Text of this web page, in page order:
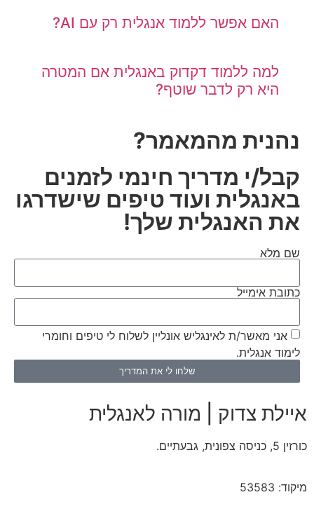
האם אפשר ללמוד אנגלית רק עם AI?
למה ללמוד דקדוק באנגלית אם המטרה
היא רק לדבר שוטף?
נהנית מהמאמר?
קבל/י מדריך חינמי לזמנים
באנגלית ועוד טיפים שישדרגו
את האנגלית שלך!
שם מלא
כתובת אימייל
אני מאשר/ת לאינגליש אונליין לשלוח לי טיפים וחומרי
לימוד אנגלית.
שלחו לי את המדריך
איילת צדוק | מורה לאנגלית
כורזין 5, כניסה צפונית, גבעתיים.
מיקוד: 53583